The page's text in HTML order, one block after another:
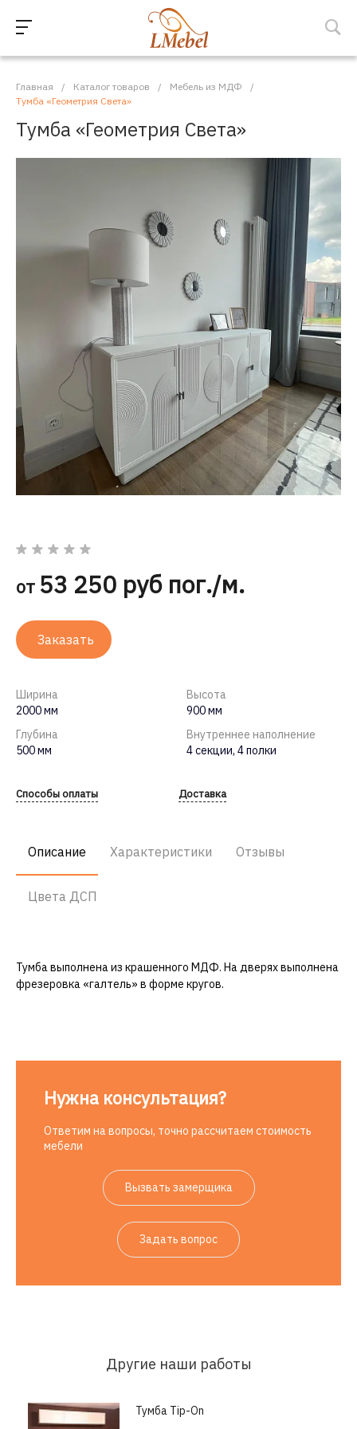
Главная / Каталог товаров / Мебель из МДФ
/
Тумба «Геометрия Света»
Тумба «Геометрия Света»
от 53 250 руб пог./м.
Заказать
Ширина
2000 мм
Высота
900 мм
Глубина
500 мм
Внутреннее наполнение
4 секции, 4 полки
Способы оплаты Доставка
Описание Характеристики Отзывы
Цвета ДСП
Тумба выполнена из крашенного МДФ. На дверях выполнена
фрезеровка «галтель» в форме кругов.
Нужна консультация?
Ответим на вопросы, точно рассчитаем стоимость
мебели
Вызвать замерщика
Задать вопрос
Другие наши работы
Тумба Tip-On